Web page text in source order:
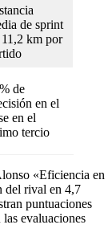
de sprint
km por
de
en el
en el
tercio
«Eficiencia en
del rival en 4,7
puntuaciones
evaluaciones